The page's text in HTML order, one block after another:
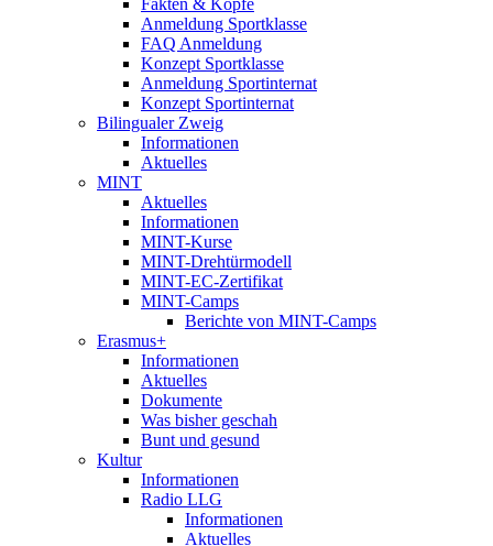
Fakten & Köpfe
Anmeldung Sportklasse
FAQ Anmeldung
Konzept Sportklasse
Anmeldung Sportinternat
Konzept Sportinternat
Bilingualer Zweig
Informationen
Aktuelles
MINT
Aktuelles
Informationen
MINT-Kurse
MINT-Drehtürmodell
MINT-EC-Zertifikat
MINT-Camps
Berichte von MINT-Camps
Erasmus+
Informationen
Aktuelles
Dokumente
Was bisher geschah
Bunt und gesund
Kultur
Informationen
Radio LLG
Informationen
Aktuelles